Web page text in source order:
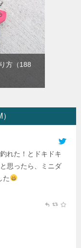
方 （188
れた！とドキドキ
思ったら、ミニダ
た